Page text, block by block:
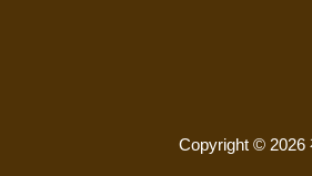
Copyright © 2026